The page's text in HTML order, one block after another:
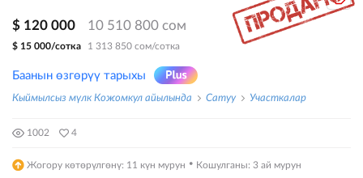
$ 120 000 10 510 800 сом
$ 15 000/сотка 1 313 850 сом/сотка
Баанын өзгөрүү тарыхы
Кыймылсыз мүлк Кожомкул айылында Сатуу Участкалар
1002 4
Жогору көтөрүлгөнү: 11 күн мурун · Кошулганы: 3 ай мурун